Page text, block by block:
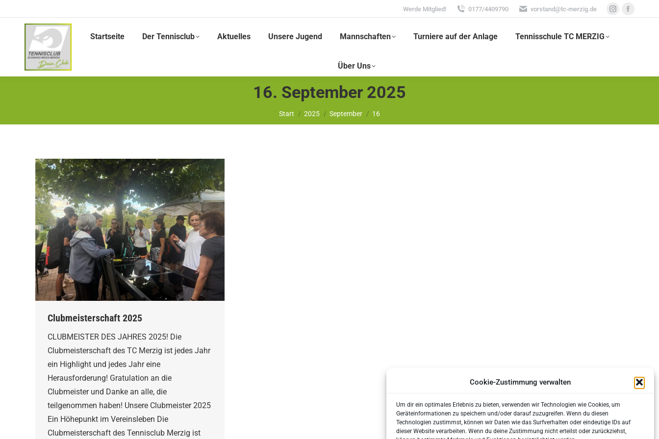
Cookie-Zustimmung verwalten
Um dir ein optimales Erlebnis zu bieten, verwenden wir Technologien wie Cookies, um
Geräteinformationen zu speichern und/oder darauf zuzugreifen. Wenn du diesen
Technologien zustimmst, können wir Daten wie das Surfverhalten oder eindeutige IDs auf
dieser Website verarbeiten. Wenn du deine Zustimmung nicht erteilst oder zurückziehst,
Werde Mitglied! 0177/4409790 vorstand@tc-merzig.de
Instagram
windowwindow
Startseite Der Tennisclub Aktuelles Unsere Jugend Mannschaften Turniere auf der Anlage Tennisschule TC MERZIG
Über Uns
16. September 2025
Sie befinden sich hier:
Start 2025 September 16
Clubmeisterschaft 2025
CLUBMEISTER DES JAHRES 2025! Die
Clubmeisterschaft des TC Merzig ist jedes Jahr
ein Highlight und jedes Jahr eine
Herausforderung! Gratulation an die
Clubmeister und Danke an alle, die
teilgenommen haben! Unsere Clubmeister 2025
Ein Höhepunkt im Vereinsleben Die
Clubmeisterschaft des Tennisclub Merzig ist